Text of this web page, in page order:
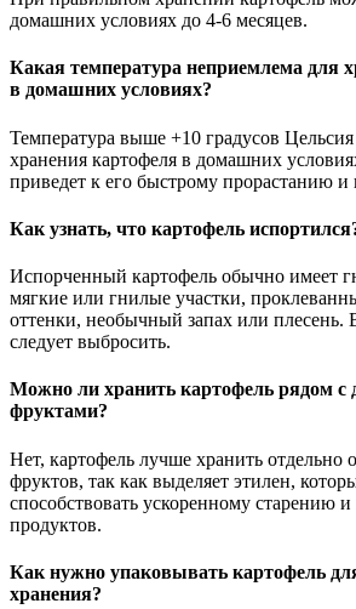
домашних условиях до 4-6 месяцев.
Какая температура неприемлема для
в домашних условиях?
Температура выше +10 градусов
хранения картофеля в домашних
приведет к его быстрому прорастанию и
Как узнать, что картофель
Испорченный картофель обычно имеет
мягкие или гнилые участки,
оттенки, необычный запах или плесень.
следует выбросить.
Можно ли хранить картофель рядом
фруктами?
Нет, картофель лучше хранить отдельно
фруктов, так как выделяет этилен,
способствовать ускоренному старению
продуктов.
Как нужно упаковывать картофель
хранения?